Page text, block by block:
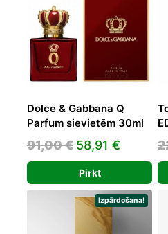
Dolce & Gabbana Q
Parfum sievietēm 30ml
91,00€ Original
price
was:
91,00 €.
58,91 € Current
price
is:
58,91 €.
Pirkt
Izpārdošana!